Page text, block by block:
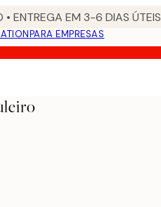
• ENTREGA EM 3-6 DIAS ÚTEIS
PARA EMPRESAS